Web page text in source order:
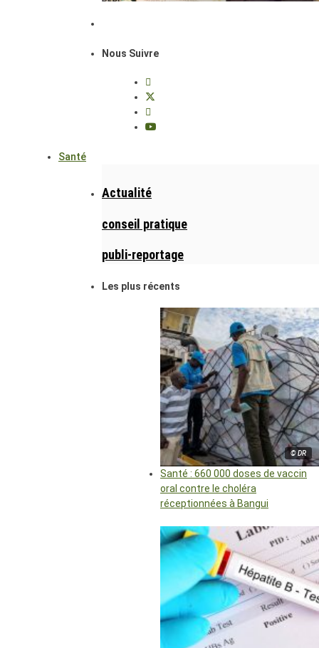
Nous Suivre
Santé
Actualité
conseil pratique
publi-reportage
Les plus récents
© DR
Santé : 660 000 doses de vaccin
oral contre le choléra
réceptionnées à Bangui